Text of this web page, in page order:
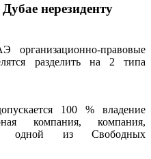
нерезиденту
правовые
разделить на 2 типа
100 % владение
компания, компания,
в одной из Свободных